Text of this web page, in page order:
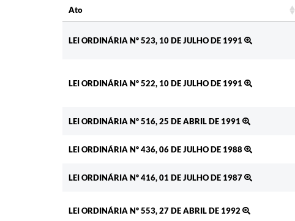
Ato
LEI ORDINÁRIA Nº 523, 10 DE JULHO DE 1991
LEI ORDINÁRIA Nº 522, 10 DE JULHO DE 1991
LEI ORDINÁRIA Nº 516, 25 DE ABRIL DE 1991
LEI ORDINÁRIA Nº 436, 06 DE JULHO DE 1988
LEI ORDINÁRIA Nº 416, 01 DE JULHO DE 1987
LEI ORDINÁRIA Nº 553, 27 DE ABRIL DE 1992